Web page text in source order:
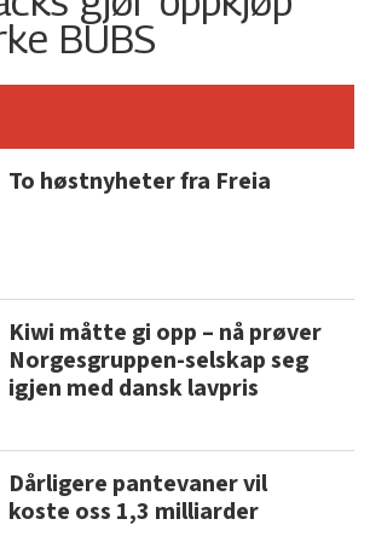
BUBS
To høstnyheter fra Freia
Kiwi måtte gi opp – nå prøver
Norgesgruppen-selskap seg
igjen med dansk lavpris
Dårligere pantevaner vil
koste oss 1,3 milliarder